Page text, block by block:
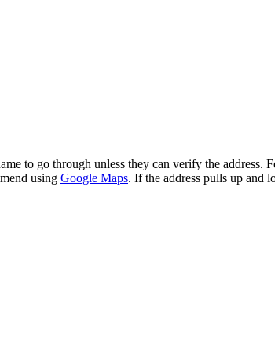
to go through unless they can verify the address.
using Google Maps. If the address pulls up and